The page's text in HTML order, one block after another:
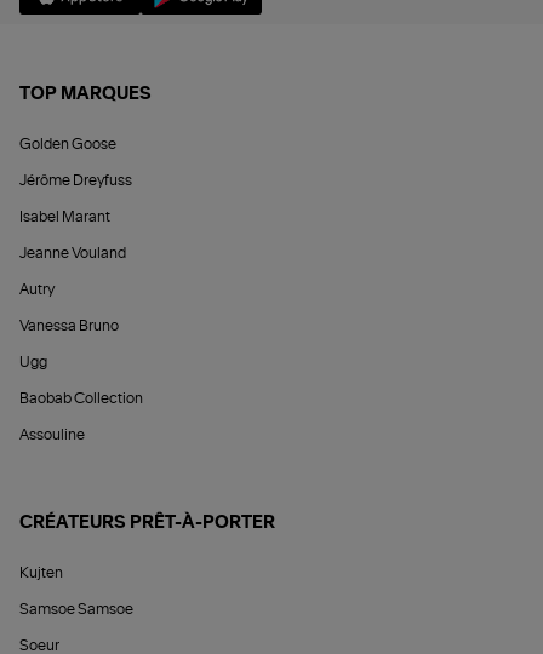
TOP MARQUES
Golden Goose
Jérôme Dreyfuss
Isabel Marant
Jeanne Vouland
Autry
Vanessa Bruno
Ugg
Baobab Collection
Assouline
CRÉATEURS PRÊT-À-PORTER
Kujten
Samsoe Samsoe
Soeur